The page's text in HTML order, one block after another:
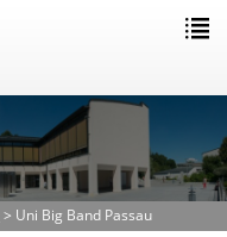
> Uni Big Band Passau